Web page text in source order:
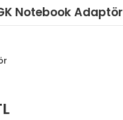
Notebook Adaptör